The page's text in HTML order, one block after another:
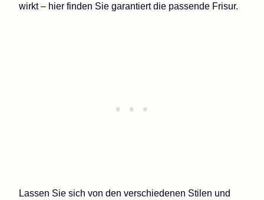
wirkt – hier finden Sie garantiert die passende Frisur.
Lassen Sie sich von den verschiedenen Stilen und